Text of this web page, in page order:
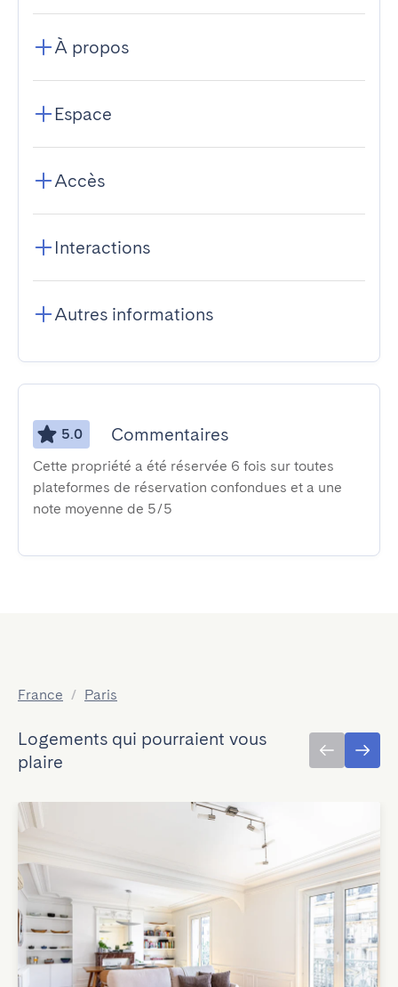
À propos
Espace
Accès
Interactions
Autres informations
5.0 Commentaires
Cette propriété a été réservée 6 fois sur toutes
plateformes de réservation confondues et a une
note moyenne de 5/5
France / Paris
Logements qui pourraient vous
plaire